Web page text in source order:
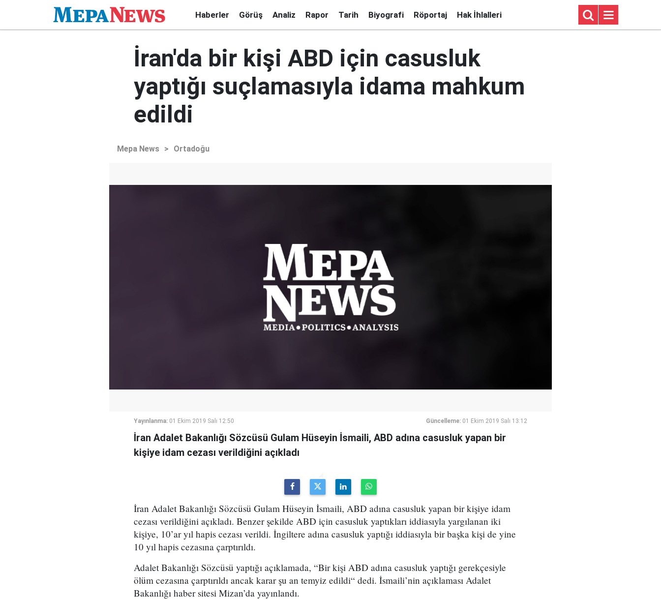
Haberler Görüş Analiz Rapor Tarih Biyografi Röportaj Hak İhlalleri
İran'da bir kişi ABD için casusluk
yaptığı suçlamasıyla idama mahkum
edildi
Mepa News > Ortadoğu
Yayınlanma: 01 Ekim 2019 Salı 12:50 Güncelleme: 01 Ekim 2019 Salı 13:12
İran Adalet Bakanlığı Sözcüsü Gulam Hüseyin İsmaili, ABD adına casusluk yapan bir
kişiye idam cezası verildiğini açıkladı
İran Adalet Bakanlığı Sözcüsü Gulam Hüseyin İsmaili, ABD adına casusluk yapan bir kişiye idam
cezası verildiğini açıkladı. Benzer şekilde ABD için casusluk yaptıkları iddiasıyla yargılanan iki
kişiye, 10’ar yıl hapis cezası verildi. İngiltere adına casusluk yaptığı iddiasıyla bir başka kişi de yine
10 yıl hapis cezasına çarptırıldı.
Adalet Bakanlığı Sözcüsü yaptığı açıklamada, “Bir kişi ABD adına casusluk yaptığı gerekçesiyle
ölüm cezasına çarptırıldı ancak karar şu an temyiz edildi“ dedi. İsmaili’nin açıklaması Adalet
Bakanlığı haber sitesi Mizan’da yayınlandı.